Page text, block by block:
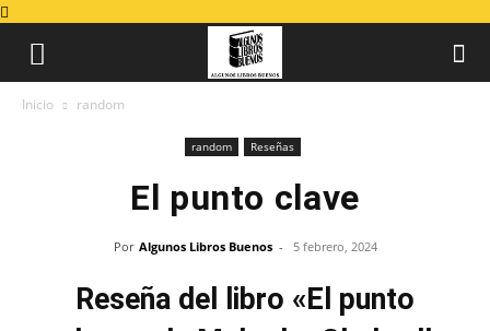
Inicio random
random Reseñas
El punto clave
Por Algunos Libros Buenos - 5 febrero, 2024
Reseña del libro «El punto